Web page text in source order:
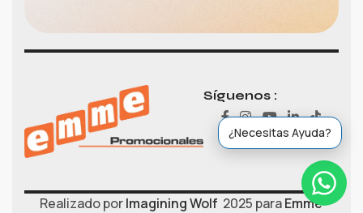
Síguenos :
Realizado porImagining Wolf 2025 paraEmme
¿Necesitas Ayuda?
›
Ventas (María)
Ventas